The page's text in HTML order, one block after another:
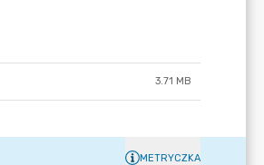
3.71 MB
METRYCZKA